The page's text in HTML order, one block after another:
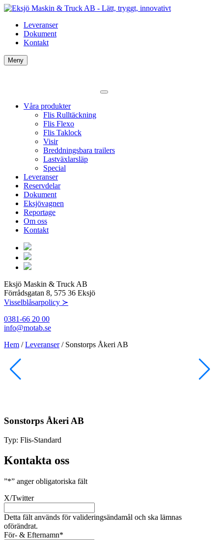
Leveranser
Dokument
Kontakt
Meny
Våra produkter
Flis Rulltäckning
Flis Flexo
Flis Taklock
Visir
Breddningsbara trailers
Lastväxlarsläp
Special
Leveranser
Reservdelar
Dokument
Eksjövagnen
Reportage
Om oss
Kontakt
Eksjö Maskin & Truck AB
Förrådsgatan 8, 575 36 Eksjö
Visselblåsarpolicy ≻
0381-66 20 00
info@motab.se
Hem /Leveranser/ Sonstorps Åkeri AB
Sonstorps Åkeri AB
Typ: Flis-Standard
Kontakta oss
”*” anger obligatoriska fält
X/Twitter
Detta fält används för valideringsändamål och ska lämnas
oförändrat.
För- & Efternamn*